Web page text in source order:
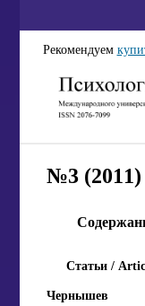
Рекомендуем
№3 (2011)
Статьи /
Чернышев